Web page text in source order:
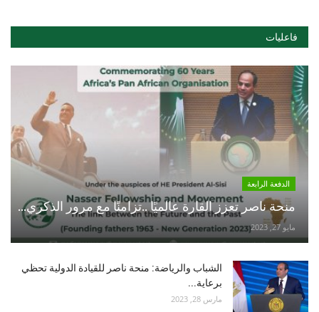
فاعليات
الدفعة الرابعة
منحة ناصر تعزز القارة عالميًا ..تزامنًا مع مرور الذكري...
مايو 27, 2023
الشباب والرياضة: منحة ناصر للقيادة الدولية تحظي
برعاية...
مارس 28, 2023